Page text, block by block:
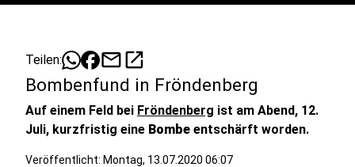
Teilen: mailopen_in_new
Bombenfund in Fröndenberg
Auf einem Feld bei Fröndenberg ist am Abend, 12.
Juli, kurzfristig eine Bombe entschärft worden.
Veröffentlicht: Montag, 13.07.2020 06:07